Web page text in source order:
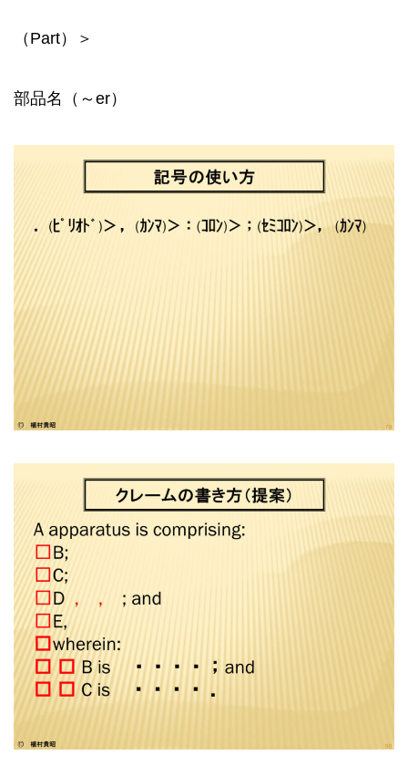
（Part）＞
部品名（～er）